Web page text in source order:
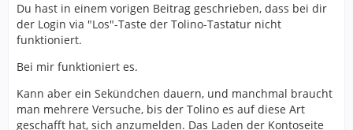
Du hast in einem vorigen Beitrag geschrieben, dass bei dir
der Login via "Los"-Taste der Tolino-Tastatur nicht
funktioniert.
Bei mir funktioniert es.
Kann aber ein Sekündchen dauern, und manchmal braucht
man mehrere Versuche, bis der Tolino es auf diese Art
geschafft hat, sich anzumelden. Das Laden der Kontoseite